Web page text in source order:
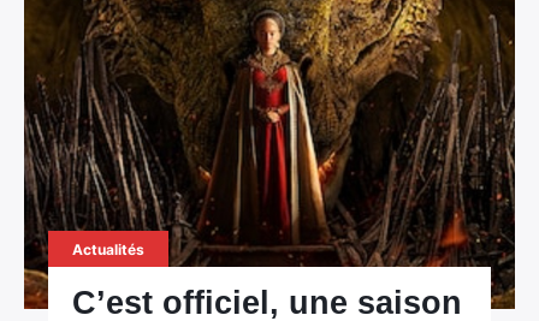
Actualités
C’est officiel, une saison